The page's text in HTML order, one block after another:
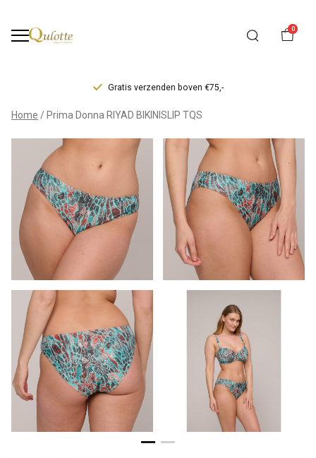
0
Gratis verzenden boven €75,-
Prima
Donna
RIYAD
BIKINISLIP
TQS
Qulotte
Home Prima Donna RIYAD BIKINISLIP TQS